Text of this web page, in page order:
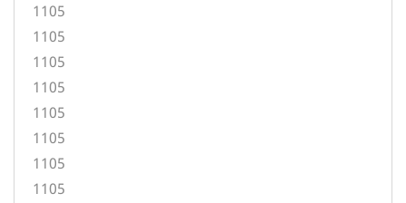
1105
1105
1105
1105
1105
1105
1105
1105